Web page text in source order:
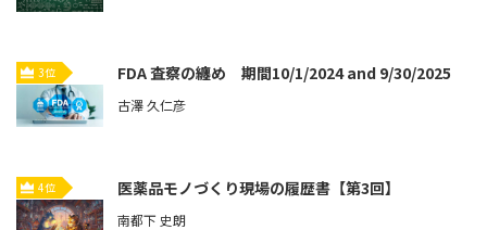
3位 FDA 査察の纏め 期間10/1/2024 and 9/30/2025
古澤 久仁彦
4位 医薬品モノづくり現場の履歴書【第3回】
南都下 史朗